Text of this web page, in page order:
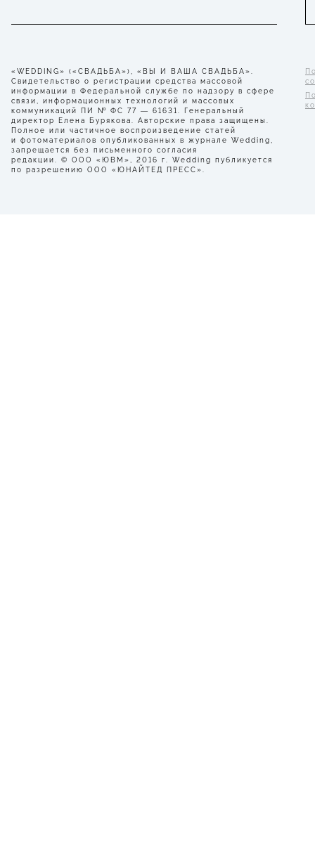
«WEDDING» («СВАДЬБА»), «ВЫ И ВАША СВАДЬБА».
Свидетельство о регистрации средства массовой
информации в Федеральной службе по надзору в сфере
связи, информационных технологий и массовых
коммуникаций ПИ № ФС 77 — 61631. Генеральный
директор Елена Бурякова. Авторские права защищены.
Полное или частичное воспроизведение статей
и фотоматериалов опубликованных в журнале Wedding,
запрещается без письменного согласия
редакции. © ООО «ЮВМ», 2016 г. Wedding публикуется
по разрешению ООО «ЮНАЙТЕД ПРЕСС».